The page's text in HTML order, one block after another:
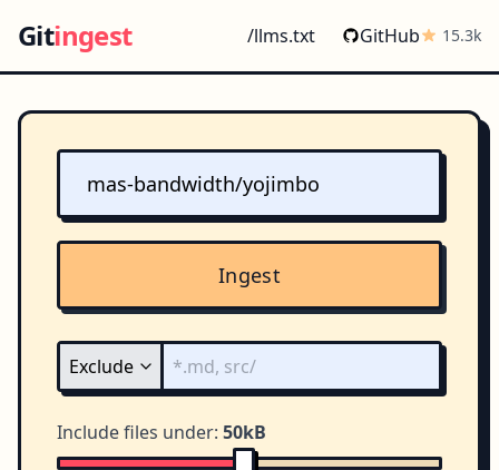
Gitingest /llms.txt GitHub 15.3k
Ingest
Include files under: 50kB